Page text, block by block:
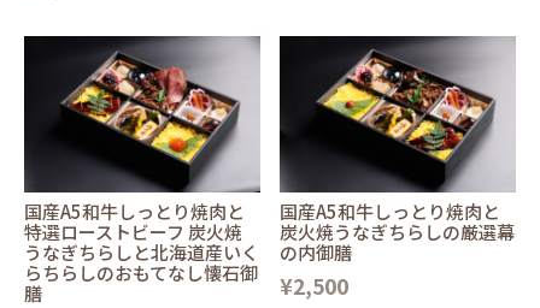
国産A5和牛しっとり焼肉と
特選ローストビーフ 炭火焼
うなぎちらしと北海道産いく
らちらしのおもてなし懐石御
膳
国産A5和牛しっとり焼肉と
炭火焼うなぎちらしの厳選幕
の内御膳
¥2,500